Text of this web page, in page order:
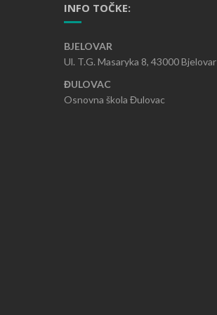
INFO TOČKE:
BJELOVAR
Ul. T.G. Masaryka 8, 43000 Bjelovar
ĐULOVAC
Osnovna škola Đulovac